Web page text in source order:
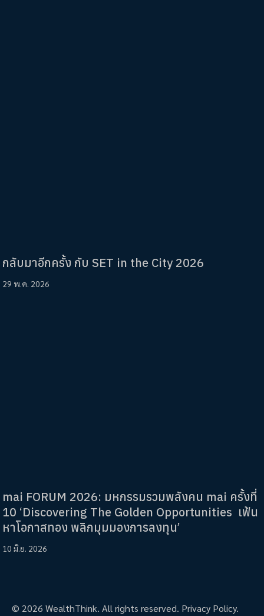
กลับมาอีกครั้ง กับ SET in the City 2026
29 พ.ค. 2026
mai FORUM 2026: มหกรรมรวมพลังคน mai ครั้งที่
10 ‘Discovering The Golden Opportunities เฟ้น
หาโอกาสทอง พลิกมุมมองการลงทุน’
10 มิ.ย. 2026
© 2026 WealthThink. All rights reserved. Privacy Policy.